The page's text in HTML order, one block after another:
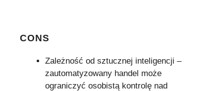
CONS
Zależność od sztucznej inteligencji –
zautomatyzowany handel może
ograniczyć osobistą kontrolę nad